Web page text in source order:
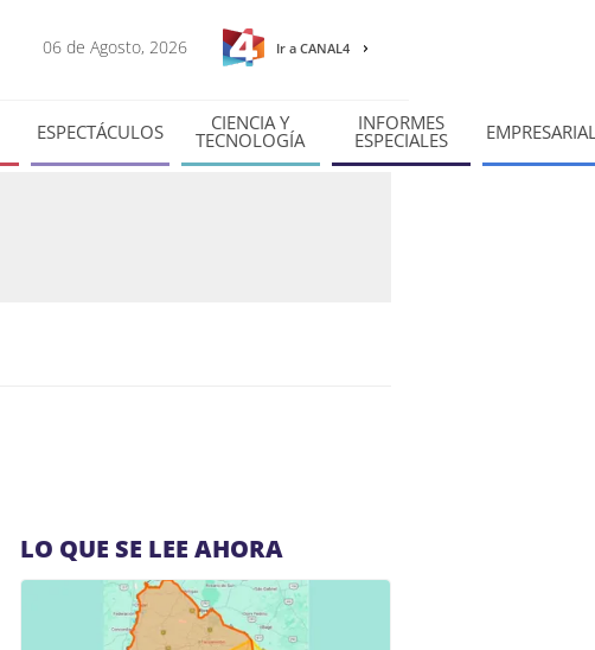
06 de Agosto, 2026 Ir a CANAL4
ESPECTÁCULOS CIENCIA Y
TECNOLOGÍA
INFORMES
ESPECIALES
LO QUE SE LEE AHORA